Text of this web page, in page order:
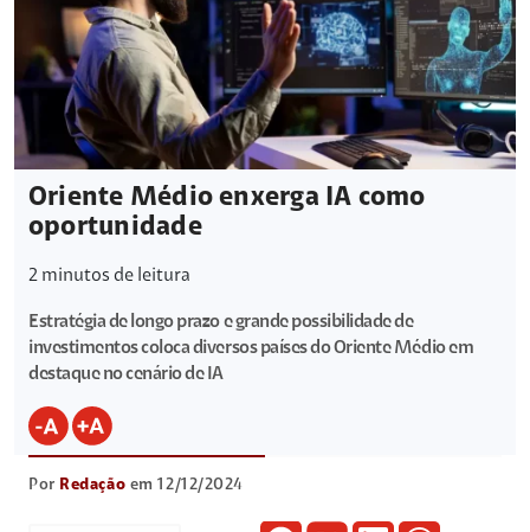
Oriente Médio enxerga IA como
oportunidade
2 minutos de leitura
Estratégia de longo prazo e grande possibilidade de
investimentos coloca diversos países do Oriente Médio em
destaque no cenário de IA
Por Redação em 12/12/2024